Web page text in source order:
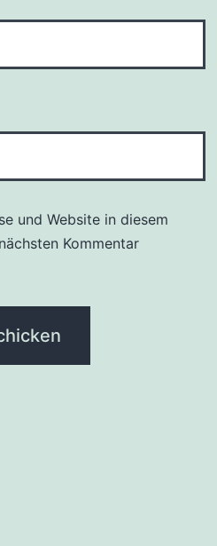
und Website in diesem
Kommentar